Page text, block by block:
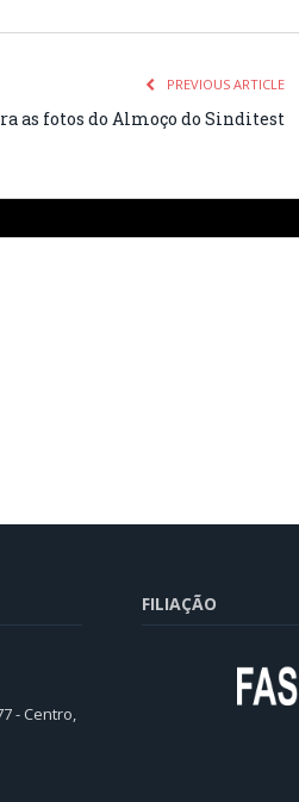
PREVIOUS ARTICLE
as fotos do Almoço do Sinditest
- Centro,
FILIAÇÃO